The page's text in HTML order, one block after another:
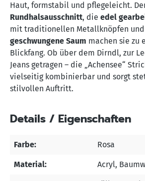
Haut, formstabil und pflegeleicht.
Rundhalsausschnitt, die edel
mit traditionellen Metallknöpfen
geschwungene Saum machen sie zu
Blickfang. Ob über dem Dirndl, zur
Jeans getragen – die „Achensee“
vielseitig kombinierbar und sorgt
stilvollen Auftritt.
Details / Eigenschaften
Farbe: Rosa
Material: Acryl,